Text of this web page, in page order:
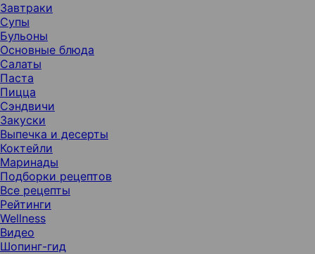
Завтраки
Супы
Бульоны
Основные блюда
Салаты
Паста
Пицца
Сэндвичи
Закуски
Выпечка и десерты
Коктейли
Маринады
Подборки рецептов
Все рецепты
Рейтинги
Wellness
Видео
Шопинг-гид